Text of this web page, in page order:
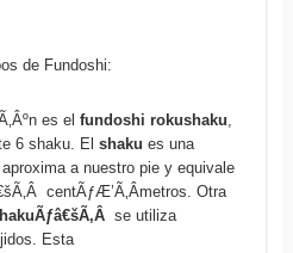
de Fundoshi:
es el fundoshi rokushaku,
6 shaku. El shaku es una
a nuestro pie y equivale
centÃƒÆ’Ã‚Â­metros. Otra
se utiliza
Esta